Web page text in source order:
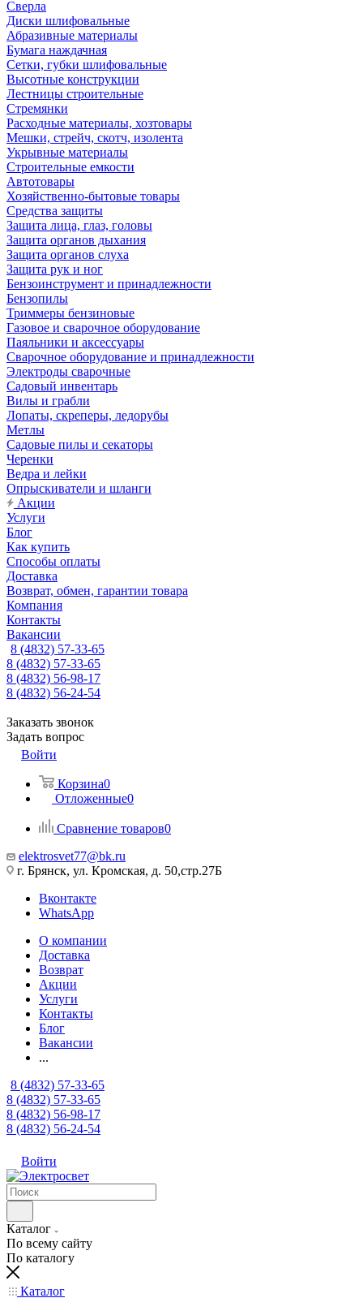
Сверла
Диски шлифовальные
Абразивные материалы
Бумага наждачная
Сетки, губки шлифовальные
Высотные конструкции
Лестницы строительные
Стремянки
Расходные материалы, хозтовары
Мешки, стрейч, скотч, изолента
Укрывные материалы
Строительные емкости
Автотовары
Хозяйственно-бытовые товары
Средства защиты
Защита лица, глаз, головы
Защита органов дыхания
Защита органов слуха
Защита рук и ног
Бензоинструмент и принадлежности
Бензопилы
Триммеры бензиновые
Газовое и сварочное оборудование
Паяльники и аксессуары
Сварочное оборудование и принадлежности
Электроды сварочные
Садовый инвентарь
Вилы и грабли
Лопаты, скреперы, ледорубы
Метлы
Садовые пилы и секаторы
Черенки
Ведра и лейки
Опрыскиватели и шланги
Акции
Услуги
Блог
Как купить
Способы оплаты
Доставка
Возврат, обмен, гарантии товара
Компания
Контакты
Вакансии
8 (4832) 57-33-65
8 (4832) 57-33-65
8 (4832) 56-98-17
8 (4832) 56-24-54
Заказать звонок
Задать вопрос
Войти
Корзина0
Отложенные0
Сравнение товаров0
elektrosvet77@bk.ru
г. Брянск, ул. Кромская, д. 50,стр.27Б
Вконтакте
WhatsApp
О компании
Доставка
Возврат
Акции
Услуги
Контакты
Блог
Вакансии
...
8 (4832) 57-33-65
8 (4832) 57-33-65
8 (4832) 56-98-17
8 (4832) 56-24-54
Войти
Каталог
По всему сайту
По каталогу
Каталог